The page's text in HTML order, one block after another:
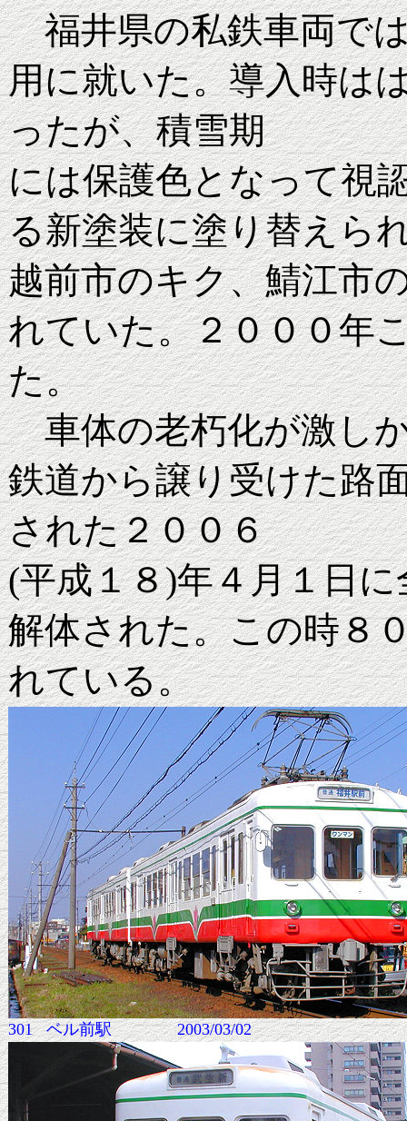
福井県の私鉄車両では
用に就いた。導入時は
ったが、積雪期
には保護色となって視
る新塗装に塗り替えら
越前市のキク、鯖江市
れていた。２０００年
た。
車体の老朽化が激しか
鉄道から譲り受けた路
された２００６
(平成１８)年４月１日
解体された。この時８
れている。
301 ベル前駅 2003/03/02